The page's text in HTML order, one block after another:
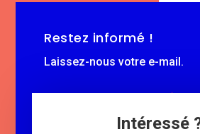
Restez informé !
Laissez-nous votre e-mail.
$
Intéressé